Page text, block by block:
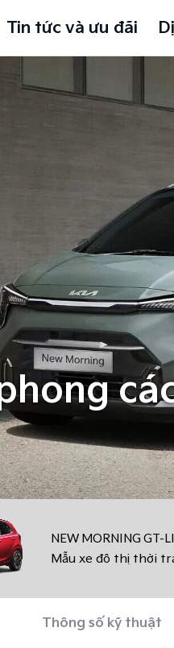
Tin tức và ưu đãi
NEW MORNING GT-
Mẫu xe đô thị thời
Thông số kỹ thuật